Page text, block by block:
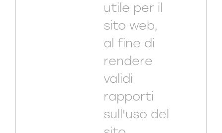
utile per il
sito web,
al fine di
rendere
validi
rapporti
sull'uso del